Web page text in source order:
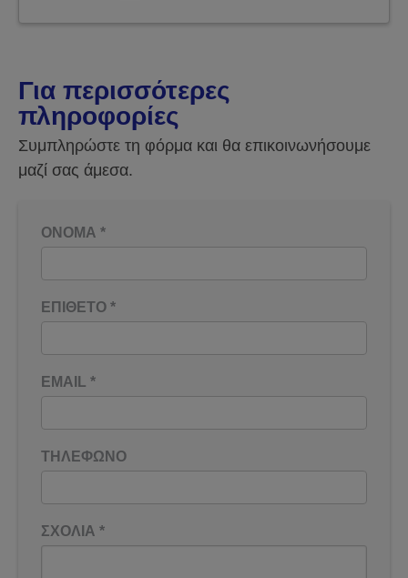
Για περισσότερες
πληροφορίες
Συμπληρώστε τη φόρμα και θα επικοινωνήσουμε
μαζί σας άμεσα.
ΟΝΟΜΑ *
ΕΠΙΘΕΤΟ *
EMAIL *
ΤΗΛΕΦΩΝΟ
ΣΧΟΛΙΑ *